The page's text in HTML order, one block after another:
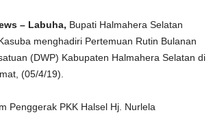
– Labuha, Bupati Halmahera Selatan
menghadiri Pertemuan Rutin Bulanan
(DWP) Kabupaten Halmahera Selatan di
(05/4/19).
Penggerak PKK Halsel Hj. Nurlela